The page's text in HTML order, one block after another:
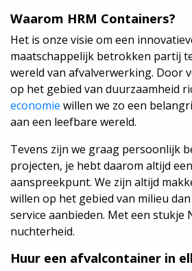
Waarom HRM Containers?
Het is onze visie om een
maatschappelijk betrokken partij
wereld van afvalverwerking. Door
op het gebied van duurzaamheid
economie willen we zo een
aan een leefbare wereld.
Tevens zijn we graag persoonlijk
projecten, je hebt daarom altijd
aanspreekpunt. We zijn altijd
willen op het gebied van milieu
service aanbieden. Met een stukje
nuchterheid.
Huur een afvalcontainer in